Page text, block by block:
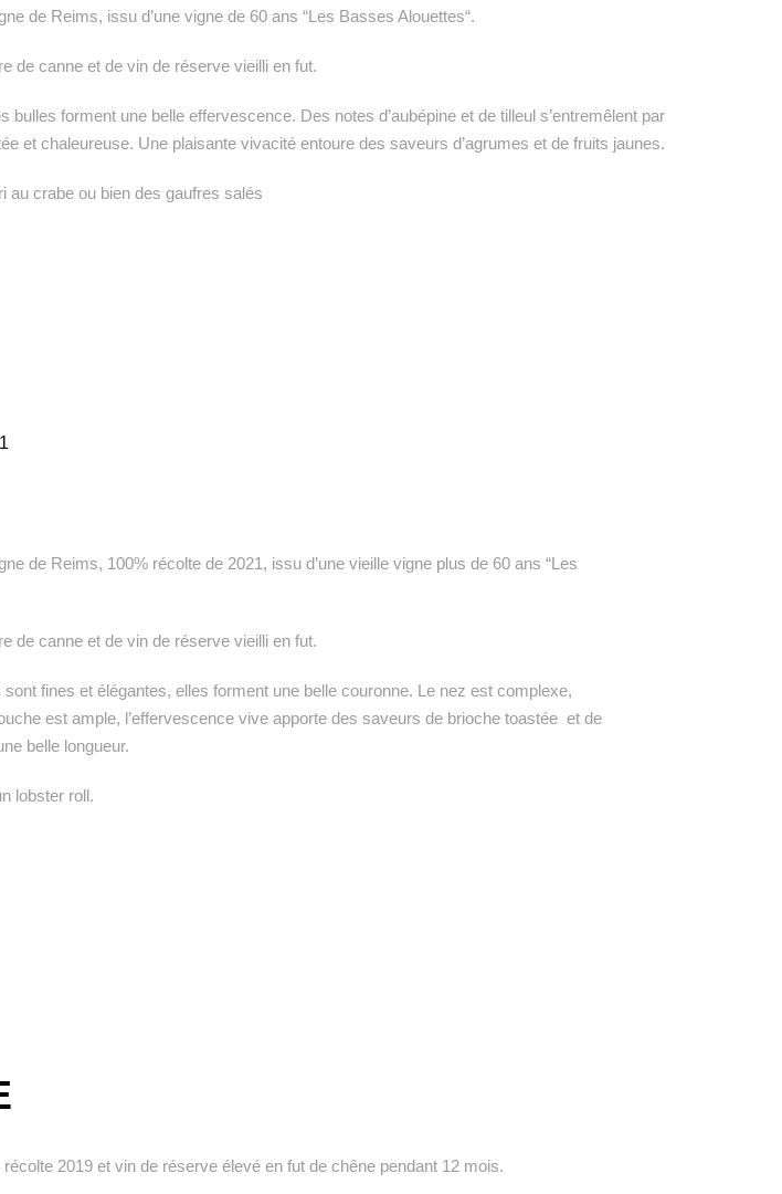
de Reims, issu d’une vigne de 60 ans “Les Basses Alouettes“.
de canne et de vin de réserve vieilli en fut.
bulles forment une belle effervescence. Des notes d’aubépine et de tilleul s’entremêlent par
et chaleureuse. Une plaisante vivacité entoure des saveurs d’agrumes et de fruits jaunes.
au crabe ou bien des gaufres salés
de Reims, 100% récolte de 2021, issu d’une vieille vigne plus de 60 ans “Les
de canne et de vin de réserve vieilli en fut.
fines et élégantes, elles forment une belle couronne. Le nez est complexe,
est ample, l’effervescence vive apporte des saveurs de brioche toastée et de
belle longueur.
lobster roll.
2019 et vin de réserve élevé en fut de chêne pendant 12 mois.